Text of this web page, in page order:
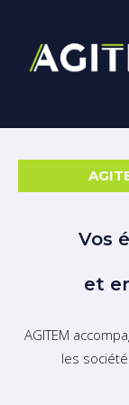
Vos
et
AGITEM
les